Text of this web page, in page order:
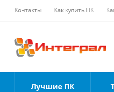
Контакты Как купить ПК
Лучшие ПК